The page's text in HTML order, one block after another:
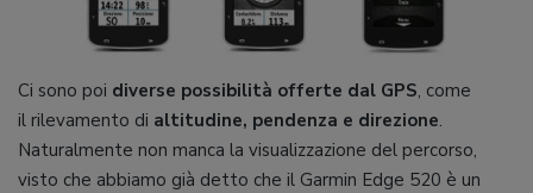
Ci sono poi diverse possibilità offerte dal GPS, come
il rilevamento di altitudine, pendenza e direzione.
Naturalmente non manca la visualizzazione del percorso,
visto che abbiamo già detto che il Garmin Edge 520 è un